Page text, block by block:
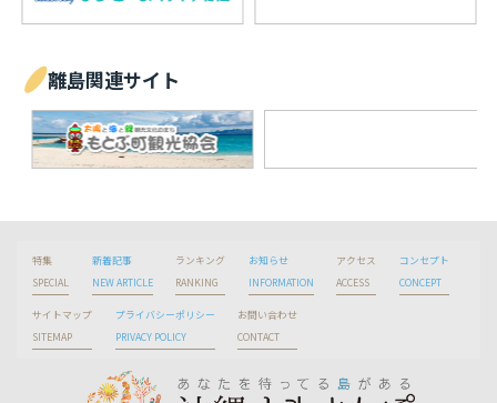
離島関連サイト
特集
SPECIAL
新着記事
NEW ARTICLE
ランキング
RANKING
お知らせ
INFORMATION
アクセス
ACCESS
コンセプト
CONCEPT
サイトマップ
SITEMAP
プライバシーポリシー
PRIVACY POLICY
お問い合わせ
CONTACT